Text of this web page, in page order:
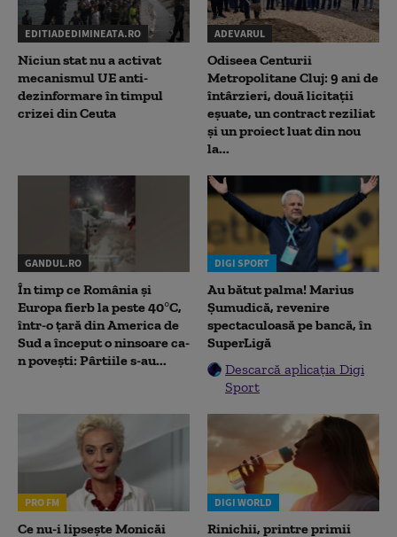
EDITIADEDIMINEATA.RO
Niciun stat nu a activat
mecanismul UE anti-
dezinformare în timpul
crizei din Ceuta
ADEVARUL
Odiseea Centurii
Metropolitane Cluj: 9 ani de
întârzieri, două licitații
eșuate, un contract reziliat
și un proiect luat din nou
la...
GANDUL.RO
În timp ce România și
Europa fierb la peste 40°C,
într-o țară din America de
Sud a început o ninsoare ca-
n povești: Pârtiile s-au...
DIGI SPORT
Au bătut palma! Marius
Șumudică, revenire
spectaculoasă pe bancă, în
SuperLigă
Descarcă aplicația Digi
Sport
PRO FM
Ce nu-i lipsește Monicăi
DIGI WORLD
Rinichii, printre primii